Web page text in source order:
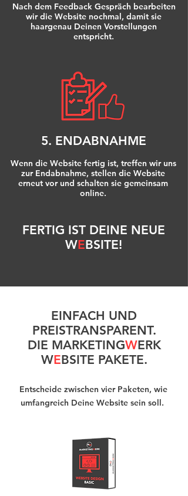
Nach dem Feedback Gespräch bearbeiten
wir die Website nochmal, damit sie
haargenau Deinen Vorstellungen
entspricht.
5. ENDABNAHME
Wenn die Website fertig ist, treffen wir uns
zur Endabnahme, stellen die Website
erneut vor und schalten sie gemeinsam
online.
FERTIG IST DEINE NEUE
WEBSITE!
EINFACH UND
PREISTRANSPARENT.
DIE MARKETINGWERK
WEBSITE PAKETE.
Entscheide zwischen vier Paketen, wie
umfangreich Deine Website sein soll.